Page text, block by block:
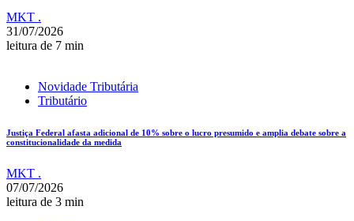
MKT .
31/07/2026
leitura de 7 min
Novidade Tributária
Tributário
Justiça Federal afasta adicional de 10% sobre o lucro presumido e amplia debate sobre a
constitucionalidade da medida
MKT .
07/07/2026
leitura de 3 min